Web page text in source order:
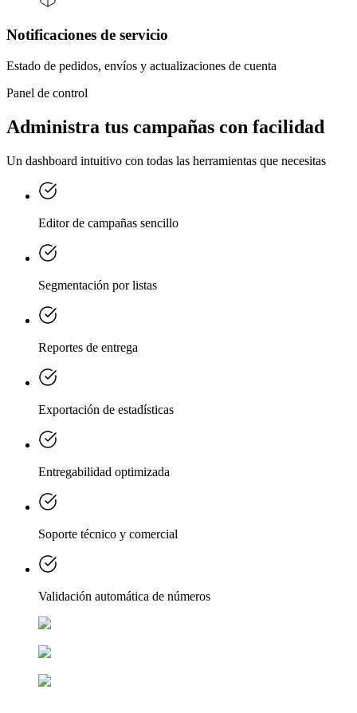
Notificaciones de servicio
Estado de pedidos, envíos y actualizaciones de cuenta
Panel de control
Administra tus campañas con facilidad
Un dashboard intuitivo con todas las herramientas que necesitas
Editor de campañas sencillo
Segmentación por listas
Reportes de entrega
Exportación de estadísticas
Entregabilidad optimizada
Soporte técnico y comercial
Validación automática de números